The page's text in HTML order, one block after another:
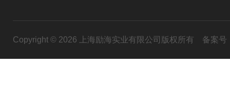
Copyright © 2026 上海励海实业有限公司版权所有 备案号